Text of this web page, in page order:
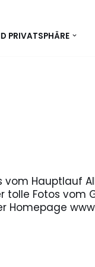
PRIVATSPHÄRE
vom Hauptlauf
tolle Fotos vom
Homepage